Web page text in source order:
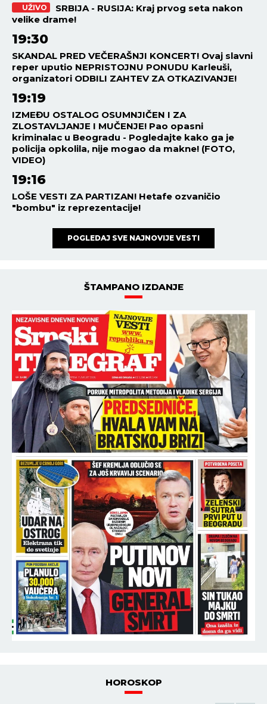
UŽIVO
SRBIJA - RUSIJA: Kraj prvog seta nakon
velike drame!
19:30
SKANDAL PRED VEČERAŠNJI KONCERT! Ovaj slavni
reper uputio NEPRISTOJNU PONUDU Karleuši,
organizatori ODBILI ZAHTEV ZA OTKAZIVANJE!
19:19
IZMEĐU OSTALOG OSUMNJIČEN I ZA
ZLOSTAVLJANJE I MUČENJE! Pao opasni
kriminalac u Beogradu - Pogledajte kako ga je
policija opkolila, nije mogao da makne! (FOTO,
VIDEO)
19:16
LOŠE VESTI ZA PARTIZAN! Hetafe ozvaničio
"bombu" iz reprezentacije!
POGLEDAJ SVE NAJNOVIJE VESTI
ŠTAMPANO IZDANJE
HOROSKOP